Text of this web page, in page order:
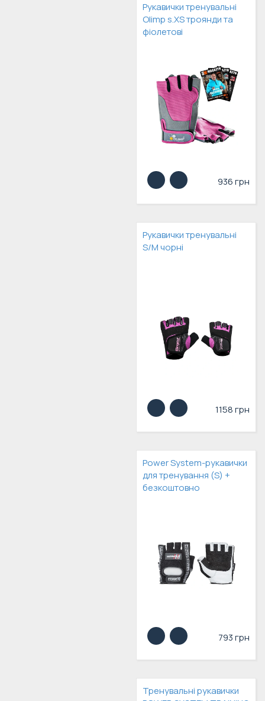
Рукавички тренувальні
Olimp s.XS троянди та
фіолетові
936 грн
Рукавички тренувальні
S/M чорні
1158 грн
Power System-рукавички
для тренування (S) +
безкоштовно
793 грн
Тренувальні рукавички